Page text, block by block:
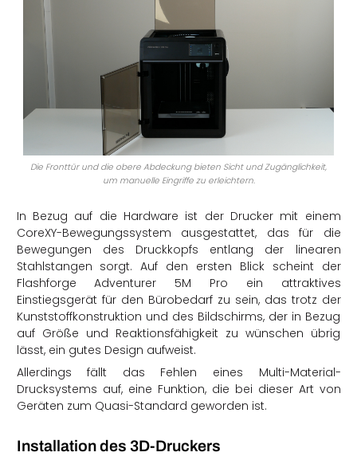
Die Fronttür und die obere Abdeckung bieten Sicht und Zugänglichkeit,
um manuelle Eingriffe zu erleichtern.
In Bezug auf die Hardware ist der Drucker mit einem
CoreXY-Bewegungssystem ausgestattet, das für die
Bewegungen des Druckkopfs entlang der linearen
Stahlstangen sorgt. Auf den ersten Blick scheint der
Flashforge Adventurer 5M Pro ein attraktives
Einstiegsgerät für den Bürobedarf zu sein, das trotz der
Kunststoffkonstruktion und des Bildschirms, der in Bezug
auf Größe und Reaktionsfähigkeit zu wünschen übrig
lässt, ein gutes Design aufweist.
Allerdings fällt das Fehlen eines Multi-Material-
Drucksystems auf, eine Funktion, die bei dieser Art von
Geräten zum Quasi-Standard geworden ist.
Installation des 3D-Druckers